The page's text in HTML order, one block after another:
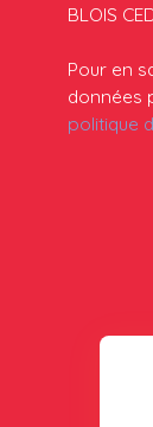
BLOIS
Pour en
données
politique